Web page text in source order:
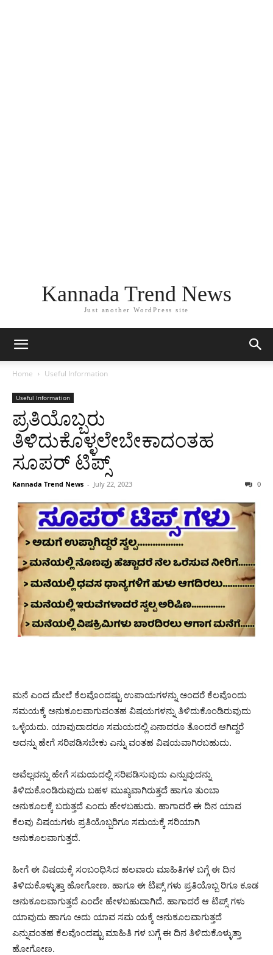
Kannada Trend News
Just another WordPress site
Home Useful Information
Useful Information
ಪ್ರತಿಯೊಬ್ಬರು
ತಿಳಿದುಕೊಳ್ಳಲೇಬೇಕಾದಂತಹ
ಸೂಪರ್ ಟಿಪ್ಸ್
Kannada Trend News - July 22, 2023 0
ಮನೆ ಎಂದ ಮೇಲೆ ಕೆಲವೊಂದಷ್ಟು ಉಪಾಯಗಳನ್ನು ಅಂದರೆ ಕೆಲವೊಂದು
ಸಮಯಕ್ಕೆ ಅನುಕೂಲವಾಗುವಂತಹ ವಿಷಯಗಳನ್ನು ತಿಳಿದುಕೊಂಡಿರುವುದು
ಒಳ್ಳೆಯದು. ಯಾವುದಾದರೂ ಸಮಯದಲ್ಲಿ ಏನಾದರೂ ತೊಂದರೆ ಆಗಿದ್ದರೆ
ಅದನ್ನು ಹೇಗೆ ಸರಿಪಡಿಸಬೇಕು ಎನ್ನು ವಂತಹ ವಿಷಯವಾಗಿರಬಹುದು.
ಅವೆಲ್ಲವನ್ನು ಹೇಗೆ ಸಮಯದಲ್ಲಿ ಸರಿಪಡಿಸುವುದು ಎನ್ನುವುದನ್ನು
ತಿಳಿದುಕೊಂಡಿರುವುದು ಬಹಳ ಮುಖ್ಯವಾಗಿರುತ್ತದೆ ಹಾಗೂ ತುಂಬಾ
ಅನುಕೂಲಕ್ಕೆ ಬರುತ್ತದೆ ಎಂದು ಹೇಳಬಹುದು. ಹಾಗಾದರೆ ಈ ದಿನ ಯಾವ
ಕೆಲವು ವಿಷಯಗಳು ಪ್ರತಿಯೊಬ್ಬರಿಗೂ ಸಮಯಕ್ಕೆ ಸರಿಯಾಗಿ
ಅನುಕೂಲವಾಗುತ್ತದೆ.
ಹೀಗೆ ಈ ವಿಷಯಕ್ಕೆ ಸಂಬಂಧಿಸಿದ ಹಲವಾರು ಮಾಹಿತಿಗಳ ಬಗ್ಗೆ ಈ ದಿನ
ತಿಳಿದುಕೊಳ್ಳುತ್ತಾ ಹೋಗೋಣ. ಹಾಗೂ ಈ ಟಿಪ್ಸ್ ಗಳು ಪ್ರತಿಯೊಬ್ಬ ರಿಗೂ ಕೂಡ
ಅನುಕೂಲವಾಗುತ್ತದೆ ಎಂದೇ ಹೇಳಬಹುದಾಗಿದೆ. ಹಾಗಾದರೆ ಆ ಟಿಪ್ಸ್ ಗಳು
ಯಾವುದು ಹಾಗೂ ಅದು ಯಾವ ಸಮ ಯಕ್ಕೆ ಅನುಕೂಲವಾಗುತ್ತದೆ
ಎನ್ನುವಂತಹ ಕೆಲವೊಂದಷ್ಟು ಮಾಹಿತಿ ಗಳ ಬಗ್ಗೆ ಈ ದಿನ ತಿಳಿದುಕೊಳ್ಳುತ್ತಾ
ಹೋಗೋಣ.